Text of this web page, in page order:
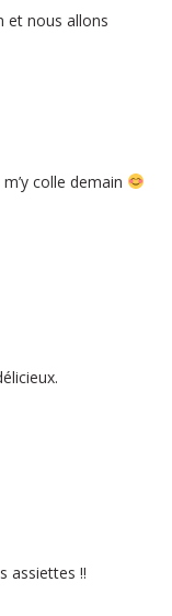
et nous allons
colle demain
assiettes !!